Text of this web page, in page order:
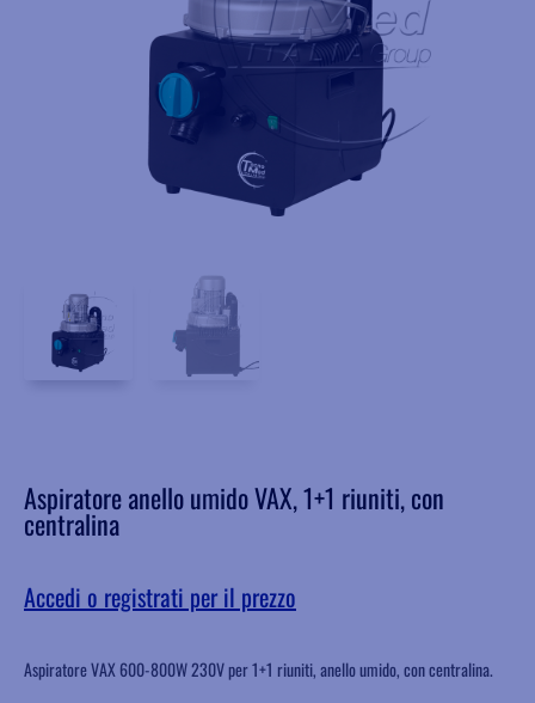
Aspiratore anello umido VAX, 1+1 riuniti, con
centralina
Accedi o registrati per il prezzo
Aspiratore VAX 600-800W 230V per 1+1 riuniti, anello umido, con centralina.